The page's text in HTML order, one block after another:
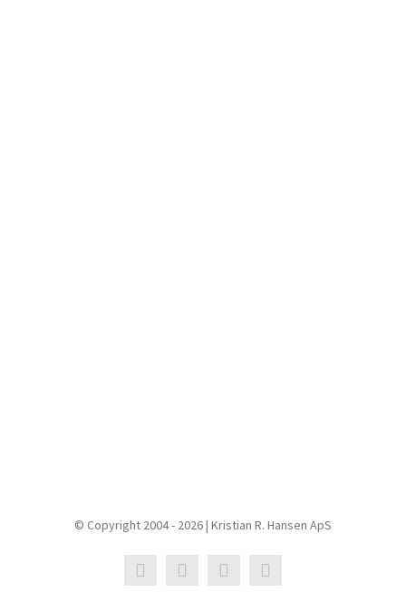
© Copyright 2004 - 2026 | Kristian R. Hansen ApS